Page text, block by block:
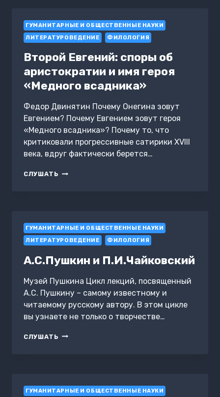
ГУМАНИТАРНЫЕ И ОБЩЕСТВЕННЫЕ НАУКИ
ЛИТЕРАТУРОВЕДЕНИЕ
ФИЛОЛОГИЯ
Второй Евгений: споры об
аристократии и имя героя
«Медного всадника»
Федор Двинятин Почему Онегина зовут
Евгением? Почему Евгением зовут героя
«Медного всадника»? Почему то, что
критиковали прогрессивные сатирики XVIII
века, вдруг фактически берется…
СЛУШАТЬ ВТОРОЙ
ИМЯ
ГЕРОЯ
«МЕДНОГО
ВСАДНИКА»
ГУМАНИТАРНЫЕ И ОБЩЕСТВЕННЫЕ НАУКИ
ЛИТЕРАТУРОВЕДЕНИЕ
ФИЛОЛОГИЯ
А.С.Пушкин и П.И.Чайковский
Музей Пушкина Цикл лекций, посвященный
А.С. Пушкину – самому известному и
читаемому русскому автору. В этом цикле
вы узнаете не только о творчестве…
СЛУШАТЬ А.С.ПУШКИН
ГУМАНИТАРНЫЕ И ОБЩЕСТВЕННЫЕ НАУКИ